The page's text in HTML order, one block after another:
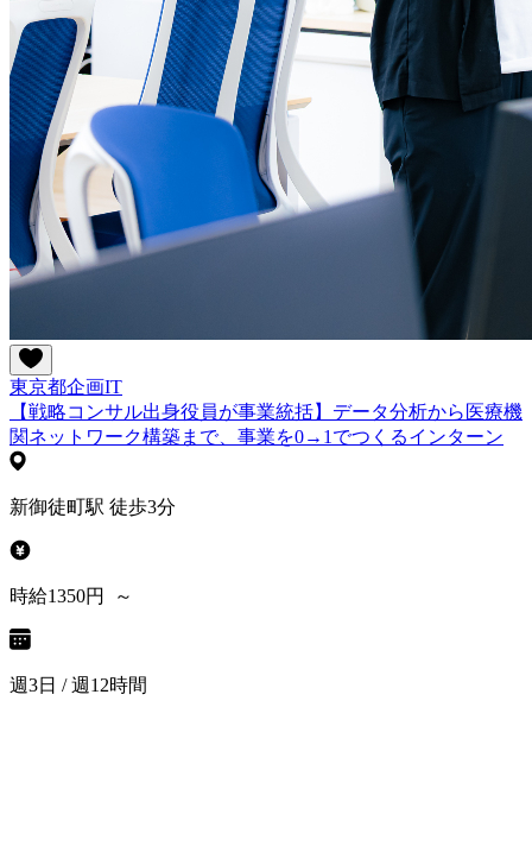
東京都企画IT
【戦略コンサル出身役員が事業統括】データ分析から医療機
関ネットワーク構築まで、事業を0→1でつくるインターン
新御徒町駅 徒歩3分
時給1350円 ～
週3日 / 週12時間